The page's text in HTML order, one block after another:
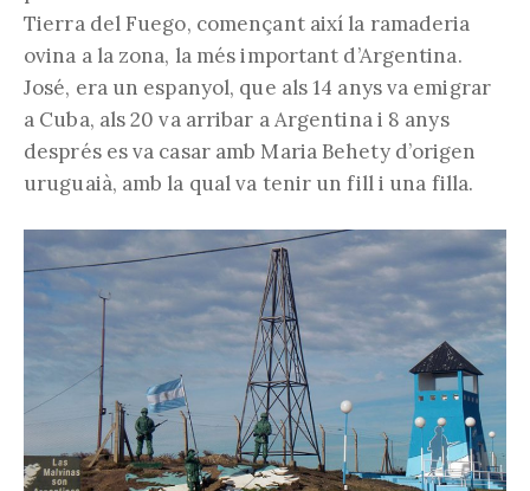
Tierra del Fuego, començant així la ramaderia
ovina a la zona, la més important d’Argentina.
José, era un espanyol, que als 14 anys va emigrar
a Cuba, als 20 va arribar a Argentina i 8 anys
després es va casar amb Maria Behety d’origen
uruguaià, amb la qual va tenir un fill i una filla.